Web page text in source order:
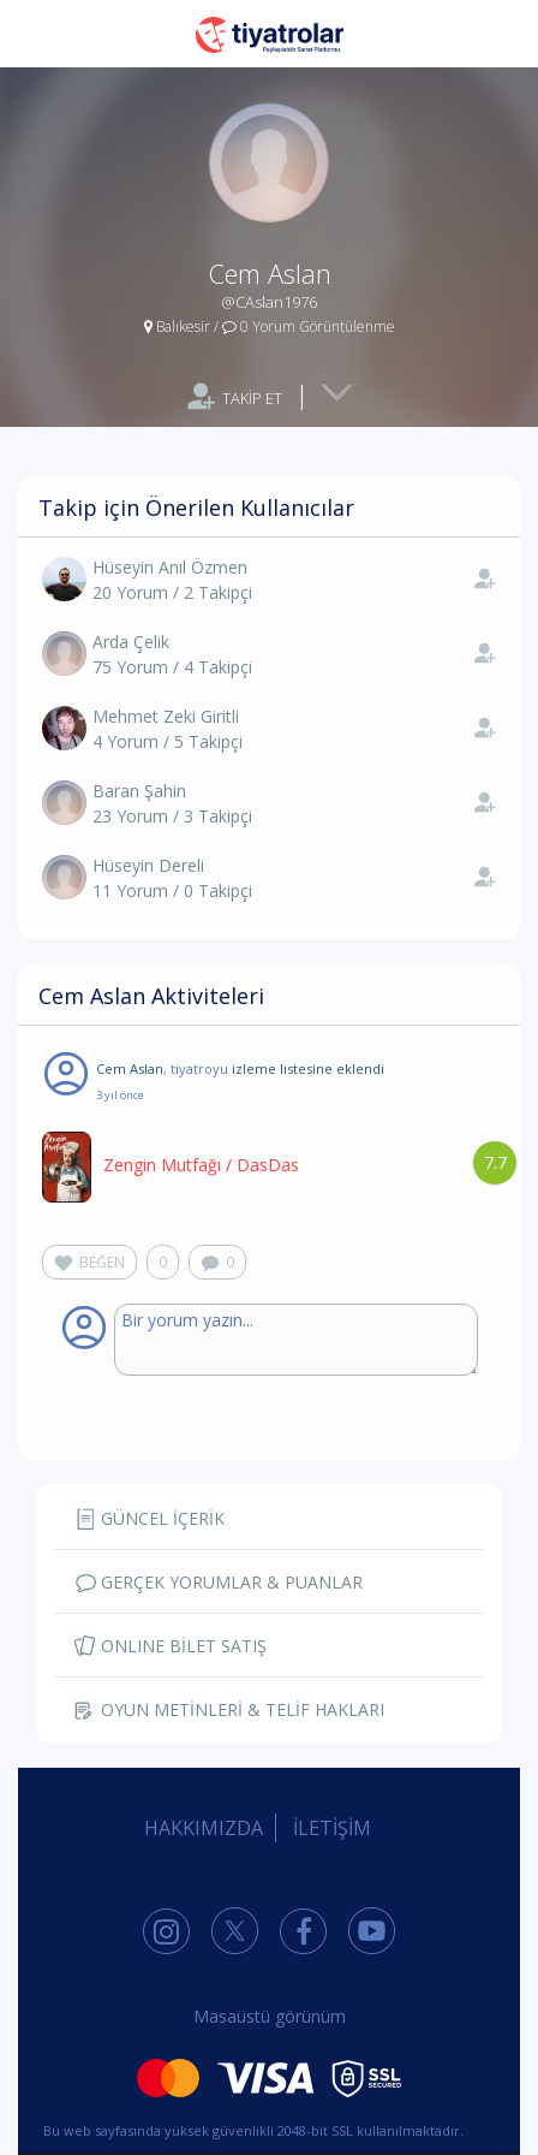
Cem Aslan
@CAslan1976
Balıkesir/ 0 Yorum Görüntülenme
TAKİP ET |
Takip için Önerilen Kullanıcılar
Hüseyin Anıl Özmen
20 Yorum / 2 Takipçi
Arda Çelik
75 Yorum / 4 Takipçi
Mehmet Zeki Giritli
4 Yorum / 5 Takipçi
Baran Şahin
23 Yorum / 3 Takipçi
Hüseyin Dereli
11 Yorum / 0 Takipçi
Cem Aslan Aktiviteleri
Cem Aslan, tiyatroyu izleme listesine eklendi
3 yıl önce
7.7
Zengin Mutfağı / DasDas
BEĞEN 0 0
GÜNCEL İÇERİK
GERÇEK YORUMLAR & PUANLAR
ONLINE BİLET SATIŞ
OYUN METİNLERİ & TELİF HAKLARI
HAKKIMIZDA İLETİŞİM
Masaüstü görünüm
Bu web sayfasında yüksek güvenlikli 2048-bit SSL kullanılmaktadır.